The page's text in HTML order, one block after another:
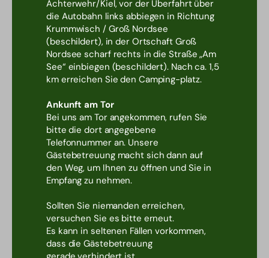
Achterwehr/Kiel, vor der Überfahrt über
die Autobahn links abbiegen in Richtung
Krummwisch / Groß Nordsee
(beschildert), in der Ortschaft Groß
Nordsee scharf rechts in die Straße „Am
See“ einbiegen (beschildert). Nach ca. 1,5
km erreichen Sie den Camping-platz.
Ankunft am Tor
Bei uns am Tor angekommen, rufen Sie
bitte die dort angegebene
Telefonnummer an. Unsere
Gästebetreuung macht sich dann auf
den Weg, um Ihnen zu öffnen und Sie in
Empfang zu nehmen.
Sollten Sie niemanden erreichen,
versuchen Sie es bitte erneut.
Es kann in seltenen Fällen vorkommen,
dass die Gästebetreuung